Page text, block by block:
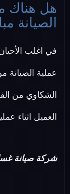
هل هناك
الصيانة
في اغلب
عملية الصيانة
الشكاوي من
العميل اثناء
شركة صيانة